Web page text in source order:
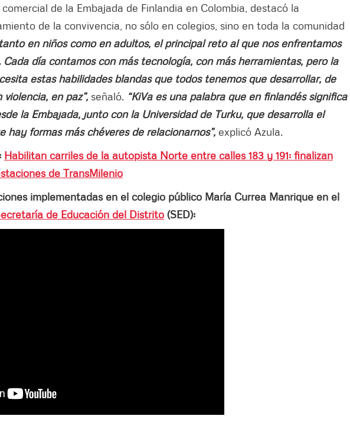
de la Embajada de Finlandia en Colombia, destacó la
de la convivencia, no sólo en colegios, sino en toda la comunidad
en niños como en adultos, el principal reto al que nos enfrentamos
Cada día contamos con más tecnología, con más herramientas, pero la
estas habilidades blandas que todos tenemos que desarrollar, de
en paz”, señaló. “KiVa es una palabra que en finlandés significa
la Embajada, junto con la Universidad de Turku, que desarrolla el
hay formas más chéveres de relacionarnos”, explicó Azula.
Habilitan carriles de la autopista Norte entre calles 183 y 191: finalizan
de TransMilenio
implementadas en el colegio público María Currea Manrique en el
de Educación del Distrito (SED):